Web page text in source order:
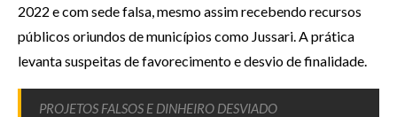
2022 e com sede falsa, mesmo assim recebendo recursos
públicos oriundos de municípios como Jussari. A prática
levanta suspeitas de favorecimento e desvio de finalidade.
PROJETOS FALSOS E DINHEIRO DESVIADO